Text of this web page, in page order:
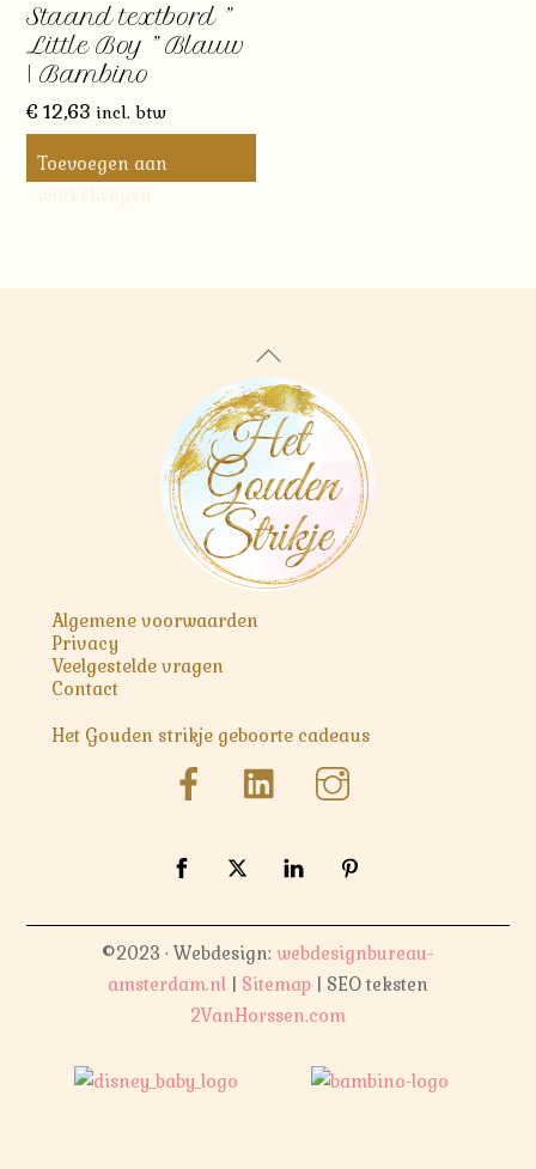
Staand textbord ”
Little Boy ” Blauw
| Bambino
€ 12,63 incl. btw
Toevoegen aan
Back
To
Top
Algemene voorwaarden
Privacy
Veelgestelde vragen
Contact
Het Gouden strikje geboorte cadeaus
©2023 · Webdesign: webdesignbureau-
amsterdam.nl| Sitemap| SEO teksten
2VanHorssen.com